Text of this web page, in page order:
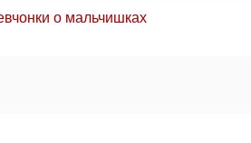
о мальчишках